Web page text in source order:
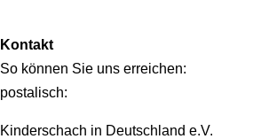
Kontakt
So können Sie uns erreichen:
postalisch:
Kinderschach in Deutschland e.V.